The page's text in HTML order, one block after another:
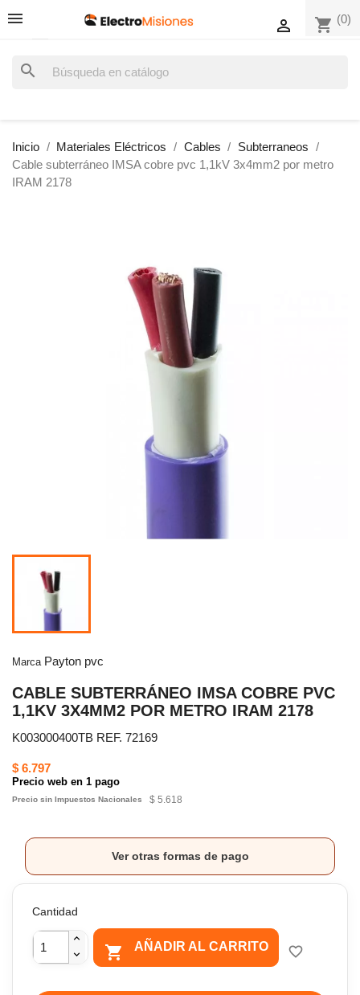
shopping_cart (0)

search
Inicio Materiales Eléctricos Cables
Subterraneos
Cable subterráneo IMSA cobre pvc 1,1kV 3x4mm2 por metro
IRAM 2178
Marca Payton pvc
CABLE SUBTERRÁNEO IMSA COBRE PVC
1,1KV 3X4MM2 POR METRO IRAM 2178
K003000400TB REF. 72169
$ 6.797
Precio web en 1 pago
Precio sin Impuestos Nacionales $ 5.618
Ver otras formas de pago
Cantidad
 AÑADIR AL CARRITO favorite_border